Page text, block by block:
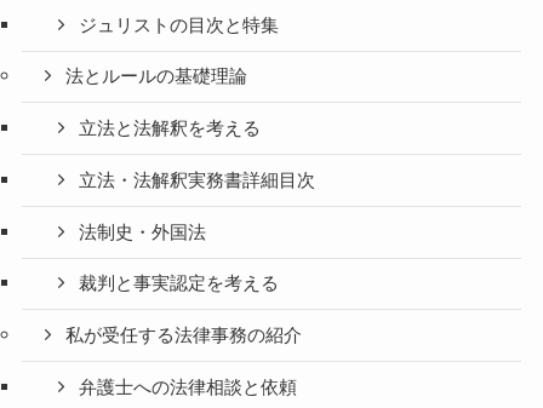
ジュリストの目次と特集
法とルールの基礎理論
立法と法解釈を考える
立法・法解釈実務書詳細目次
法制史・外国法
裁判と事実認定を考える
私が受任する法律事務の紹介
弁護士への法律相談と依頼